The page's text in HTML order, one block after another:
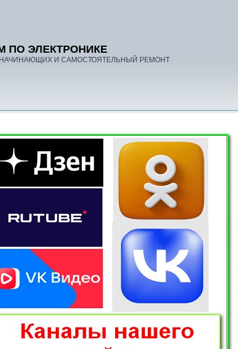
ПО ЭЛЕКТРОНИКЕ
НАЧИНАЮЩИХ И САМОСТОЯТЕЛЬНЫЙ РЕМОНТ